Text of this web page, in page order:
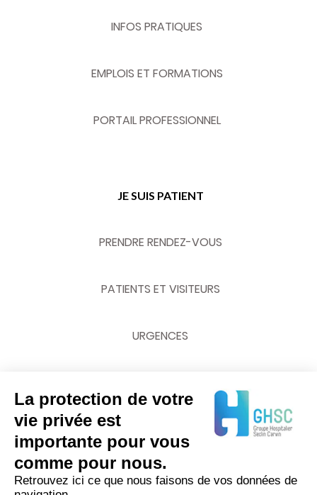
INFOS PRATIQUES
EMPLOIS ET FORMATIONS
PORTAIL PROFESSIONNEL
JE SUIS PATIENT
PRENDRE RENDEZ-VOUS
PATIENTS ET VISITEURS
URGENCES
03 20 62 70 00
La protection de votre
vie privée est
importante pour vous
comme pour nous.
Retrouvez ici ce que nous faisons de vos données de